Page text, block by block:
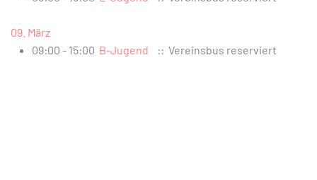
09. März
09:00 - 15:00 B-Jugend :: Vereinsbus reserviert